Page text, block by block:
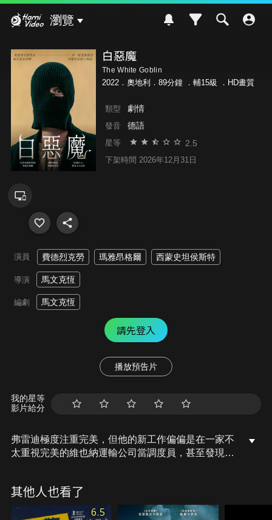
瀏覽
白惡魔
The White Goblin
2022．奧地利．89分鐘 ． 輔15級 ．HD畫質
類型 劇情
發音 德語
星等 2.5
下架時間 2026年12月31日
演員 費德烈克勞 瑪雅昂格爾 西蒙史坦侯斯特
導演 馬文克恆
編劇 馬文克恆
請先登入
播放預告片
我的星等
影片給分
弗雷迪極度注重完美，但他的新工作偏偏是在一家不
太重視完美的維也納運輸公司當調度員，甚至發現老
時偷了一公斤的毒品，導致他們被原本持有者、一家
高級夜總會老闆盯上，誓言討回他的財產……
其他人也看了
6.5